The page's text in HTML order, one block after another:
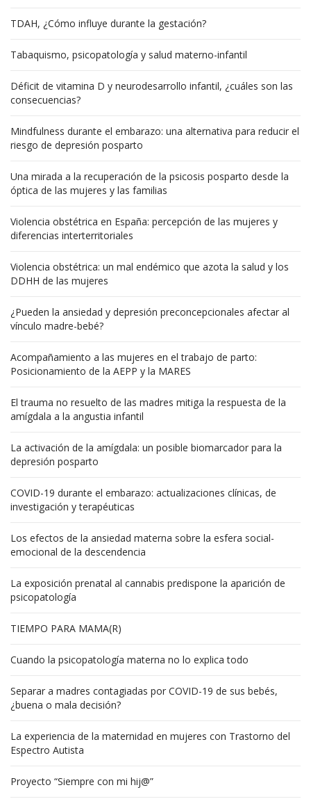
TDAH, ¿Cómo influye durante la gestación?
Tabaquismo, psicopatología y salud materno-infantil
Déficit de vitamina D y neurodesarrollo infantil, ¿cuáles son las
consecuencias?
Mindfulness durante el embarazo: una alternativa para reducir el
riesgo de depresión posparto
Una mirada a la recuperación de la psicosis posparto desde la
óptica de las mujeres y las familias
Violencia obstétrica en España: percepción de las mujeres y
diferencias interterritoriales
Violencia obstétrica: un mal endémico que azota la salud y los
DDHH de las mujeres
¿Pueden la ansiedad y depresión preconcepcionales afectar al
vínculo madre-bebé?
Acompañamiento a las mujeres en el trabajo de parto:
Posicionamiento de la AEPP y la MARES
El trauma no resuelto de las madres mitiga la respuesta de la
amígdala a la angustia infantil
La activación de la amígdala: un posible biomarcador para la
depresión posparto
COVID-19 durante el embarazo: actualizaciones clínicas, de
investigación y terapéuticas
Los efectos de la ansiedad materna sobre la esfera social-
emocional de la descendencia
La exposición prenatal al cannabis predispone la aparición de
psicopatología
TIEMPO PARA MAMA(R)
Cuando la psicopatología materna no lo explica todo
Separar a madres contagiadas por COVID-19 de sus bebés,
¿buena o mala decisión?
La experiencia de la maternidad en mujeres con Trastorno del
Espectro Autista
Proyecto “Siempre con mi hij@”